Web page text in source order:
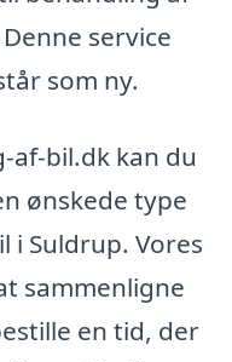
service
som ny.
af-bil.dk kan du
ønskede type
i Suldrup. Vores
sammenligne
en tid, der